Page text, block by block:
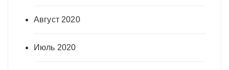
Август 2020
Июль 2020